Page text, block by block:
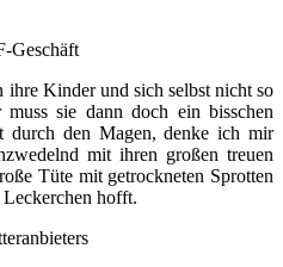
ihre Kinder und sich selbst nicht so
sie dann doch ein bisschen
durch den Magen, denke ich mir
mit ihren großen treuen
Tüte mit getrockneten Sprotten
hofft.